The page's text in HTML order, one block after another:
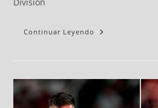
Continuar Leyendo